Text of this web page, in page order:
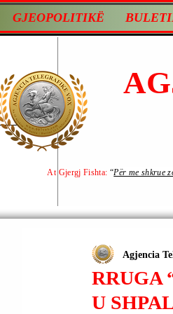
GJEOPOLITIKË
At Gjergj Fishta: “Për me shkrue
RRUGA
U
Agjencia